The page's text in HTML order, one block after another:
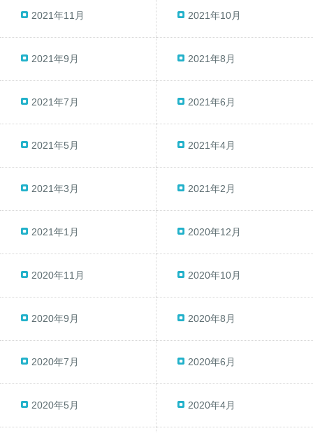
2021年11月 2021年10月
2021年9月 2021年8月
2021年7月 2021年6月
2021年5月 2021年4月
2021年3月 2021年2月
2021年1月 2020年12月
2020年11月 2020年10月
2020年9月 2020年8月
2020年7月 2020年6月
2020年5月 2020年4月